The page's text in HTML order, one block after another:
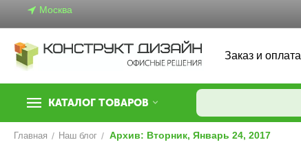
Москва
Заказ и оплата
КАТАЛОГ ТОВАРОВ
Главная / Наш блог / Архив: Вторник, Январь 24, 2017